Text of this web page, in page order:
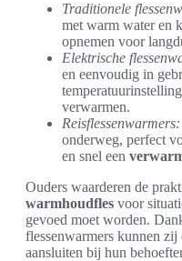
Traditionele
met warm water en
opnemen voor
Elektrische
en eenvoudig in
verwarmen.
Reisflessenwarmers:
onderweg, perfect
en snel een
Ouders waarderen de
warmhoudfles voor
gevoed moet worden.
flessenwarmers kunnen zij
aansluiten bij hun